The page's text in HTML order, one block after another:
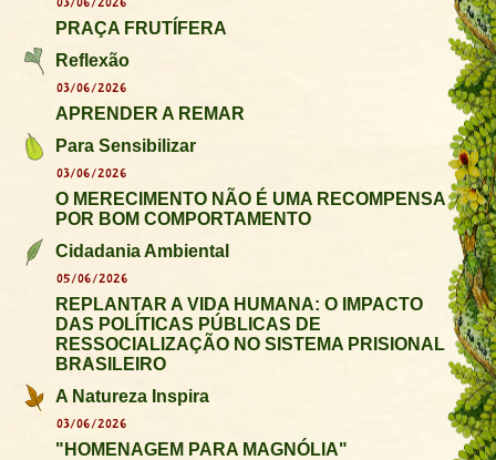
03/06/2026
PRAÇA FRUTÍFERA
Reflexão
03/06/2026
APRENDER A REMAR
Para Sensibilizar
03/06/2026
O MERECIMENTO NÃO É UMA RECOMPENSA
POR BOM COMPORTAMENTO
Cidadania Ambiental
05/06/2026
REPLANTAR A VIDA HUMANA: O IMPACTO
DAS POLÍTICAS PÚBLICAS DE
RESSOCIALIZAÇÃO NO SISTEMA PRISIONAL
BRASILEIRO
A Natureza Inspira
03/06/2026
"HOMENAGEM PARA MAGNÓLIA"